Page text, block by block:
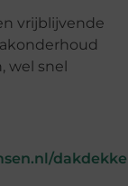
vrijblijvende
wel snel